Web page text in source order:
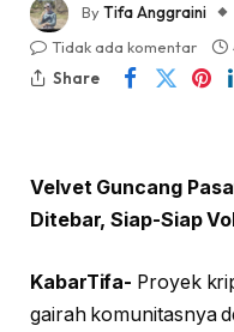
ByTifa Anggraini
Tidak ada komentar
Share
Velvet Guncang
Ditebar, Siap-Siap
KabarTifa- Proyek
gairah komunitasnya